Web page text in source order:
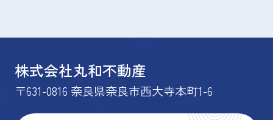
株式会社丸和不動産
〒631-0816 奈良県奈良市西大寺本町1-6